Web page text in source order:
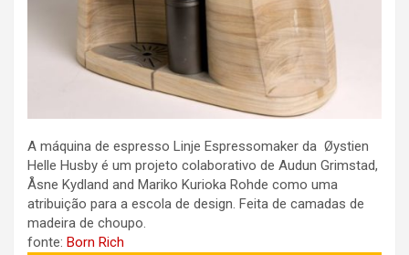
A máquina de espresso Linje Espressomaker da Øystien
Helle Husby é um projeto colaborativo de Audun Grimstad,
Åsne Kydland and Mariko Kurioka Rohde como uma
atribuição para a escola de design. Feita de camadas de
madeira de choupo.
fonte: Born Rich